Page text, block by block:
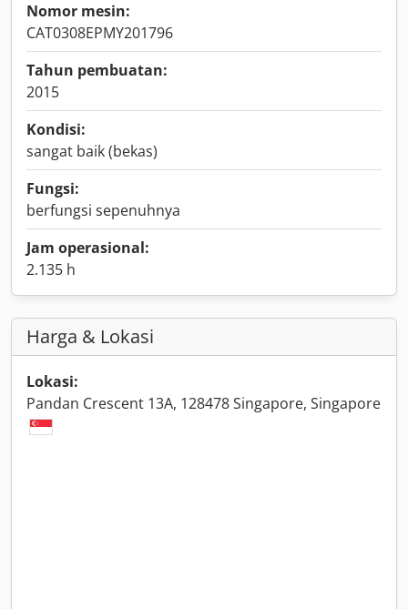
Nomor mesin:
CAT0308EPMY201796
Tahun pembuatan:
2015
Kondisi:
sangat baik (bekas)
Fungsi:
berfungsi sepenuhnya
Jam operasional:
2.135 h
Harga & Lokasi
Lokasi:
Pandan Crescent 13A, 128478 Singapore, Singapore